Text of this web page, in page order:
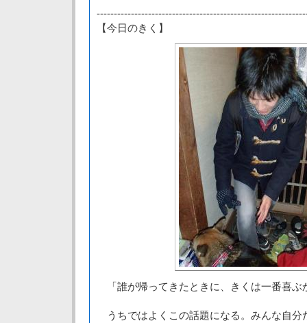
【今日のきく】
「誰が帰ってきたときに、きくは一番喜ぶ
うちではよくこの話題になる。みんな自分